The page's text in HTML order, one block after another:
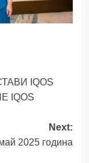
IQOS
IQOS
Next:
2025 година